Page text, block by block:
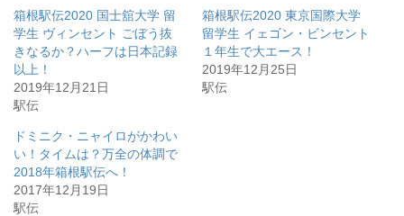
て
T
w
i
t
t
e
r
で
新
し
い
ウ
ィ
ン
o
k
で
共
る
に
ッ
ク
し
て
く
だ
箱根駅伝2020 国士舘大学 留
学生 ヴィンセント ごぼう抜
きなるか？ハーフは日本記録
以上！
2019年12月21日
駅伝
箱根駅伝2020 東京国際大学
留学生 イェゴン・ビンセント
１年生で大エース！
2019年12月25日
駅伝
ドミニク・ニャイロがかわい
い！タイムは？万全の体調で
2018年箱根駅伝へ！
2017年12月19日
駅伝